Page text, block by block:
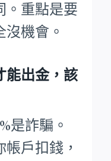
。重點是要
機會。
能出金，該
是詐騙。
戶扣錢，